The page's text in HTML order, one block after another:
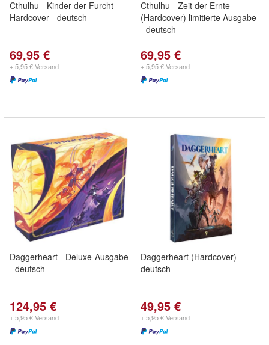
Cthulhu - Kinder der Furcht -
Hardcover - deutsch
69,95 €
+ 5,95 € Versand
Cthulhu - Zeit der Ernte
(Hardcover) limitierte Ausgabe
- deutsch
69,95 €
+ 5,95 € Versand
Daggerheart - Deluxe-Ausgabe
- deutsch
124,95 €
+ 5,95 € Versand
Daggerheart (Hardcover) -
deutsch
49,95 €
+ 5,95 € Versand